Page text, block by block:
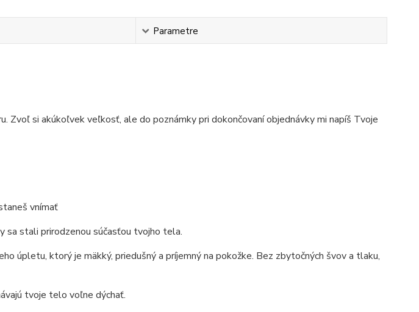
Parametre
Zvoľ si akúkoľvek veľkosť, ale do poznámky pri dokončovaní objednávky mi napíš Tvoje
vnímať
sa stali prirodzenou súčasťou tvojho tela.
úpletu, ktorý je mäkký, priedušný a príjemný na pokožke. Bez zbytočných švov a tlaku,
tvoje telo voľne dýchať.